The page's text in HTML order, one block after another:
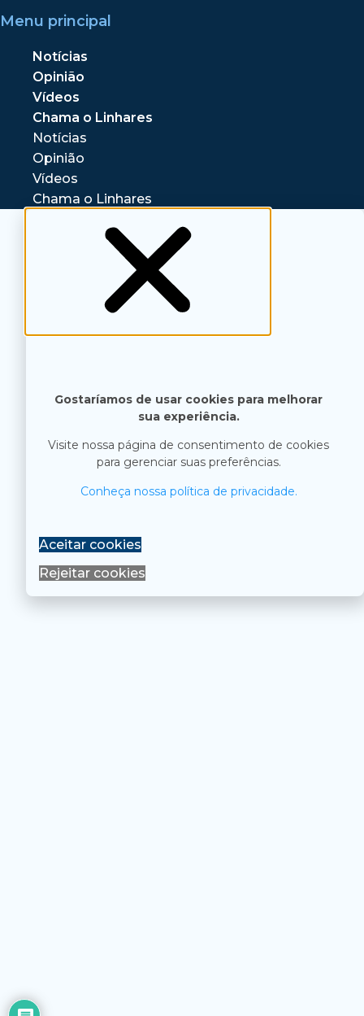
Menu principal
Notícias
Opinião
Vídeos
Chama o Linhares
Notícias
Opinião
Vídeos
Chama o Linhares
Gostaríamos de usar cookies para melhorar
sua experiência.
Visite nossa página de consentimento de cookies
para gerenciar suas preferências.
Conheça nossa política de privacidade.
Aceitar cookies
Rejeitar cookies